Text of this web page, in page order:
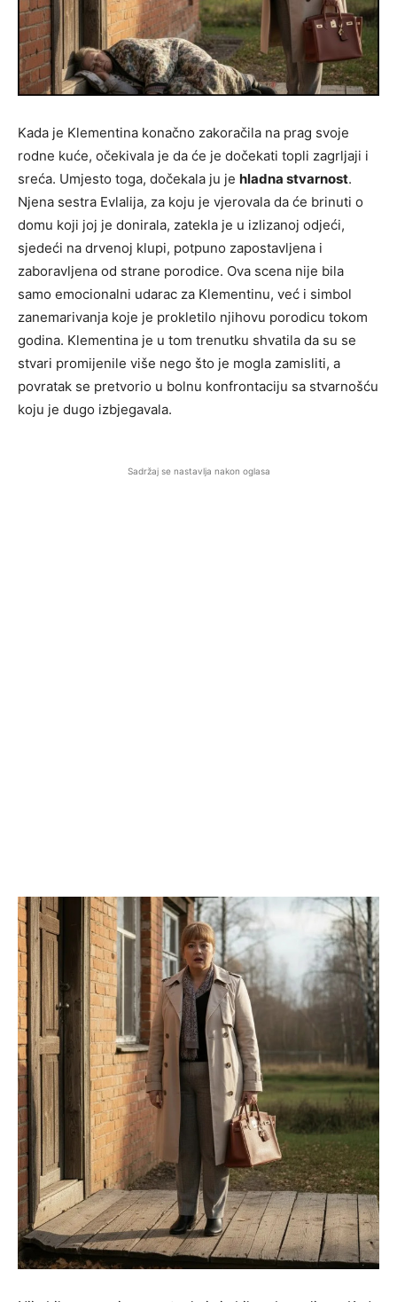
Kada je Klementina konačno zakoračila na prag svoje
rodne kuće, očekivala je da će je dočekati topli zagrljaji i
sreća. Umjesto toga, dočekala ju je hladna stvarnost.
Njena sestra Evlalija, za koju je vjerovala da će brinuti o
domu koji joj je donirala, zatekla je u izlizanoj odjeći,
sjedeći na drvenoj klupi, potpuno zapostavljena i
zaboravljena od strane porodice. Ova scena nije bila
samo emocionalni udarac za Klementinu, već i simbol
zanemarivanja koje je prokletilo njihovu porodicu tokom
godina. Klementina je u tom trenutku shvatila da su se
stvari promijenile više nego što je mogla zamisliti, a
povratak se pretvorio u bolnu konfrontaciju sa stvarnošću
koju je dugo izbjegavala.
Sadržaj se nastavlja nakon oglasa